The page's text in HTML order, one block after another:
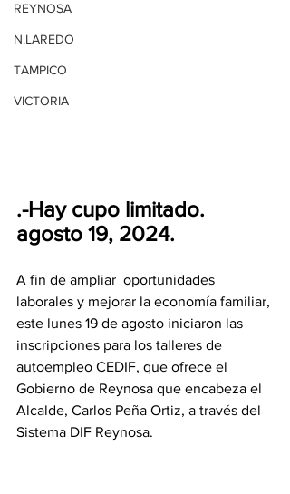
REYNOSA
N.LAREDO
TAMPICO
VICTORIA
.-Hay cupo limitado.
agosto 19, 2024.
A fin de ampliar  oportunidades
laborales y mejorar la economía familiar,
este lunes 19 de agosto iniciaron las
inscripciones para los talleres de
autoempleo CEDIF, que ofrece el
Gobierno de Reynosa que encabeza el
Alcalde, Carlos Peña Ortiz, a través del
Sistema DIF Reynosa.